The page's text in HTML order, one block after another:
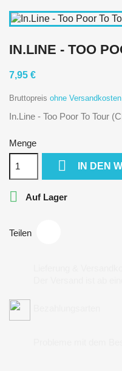
IN.LINE - TOO
7,95 €
Bruttopreis ohne Versandkosten
In.Line - Too Poor To Tour
Menge
 IN DEN
 Auf Lager
Teilen